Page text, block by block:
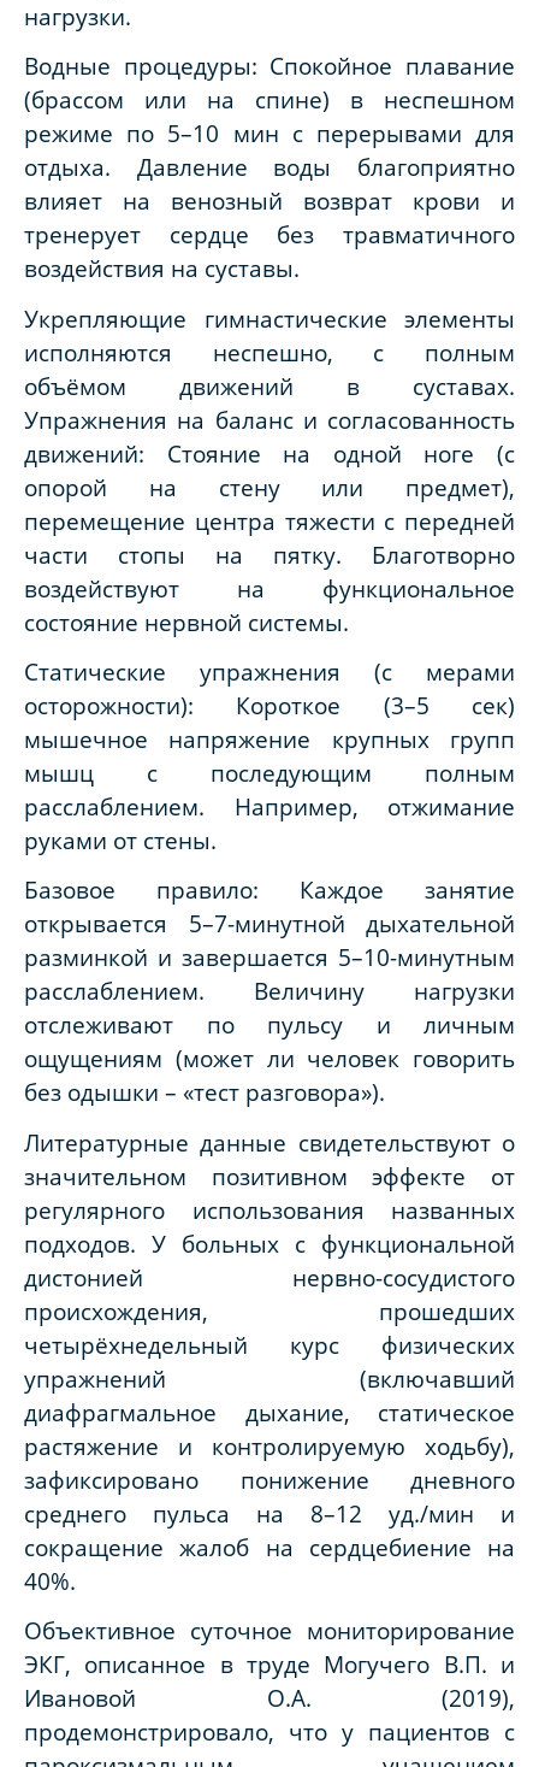
нагрузки.
Водные процедуры: Спокойное плавание
(брассом или на спине) в неспешном
режиме по 5–10 мин с перерывами для
отдыха. Давление воды благоприятно
влияет на венозный возврат крови и
тренерует сердце без травматичного
воздействия на суставы.
Укрепляющие гимнастические элементы
исполняются неспешно, с полным
объёмом движений в суставах.
Упражнения на баланс и согласованность
движений: Стояние на одной ноге (с
опорой на стену или предмет),
перемещение центра тяжести с передней
части стопы на пятку. Благотворно
воздействуют на функциональное
состояние нервной системы.
Статические упражнения (с мерами
осторожности): Короткое (3–5 сек)
мышечное напряжение крупных групп
мышц с последующим полным
расслаблением. Например, отжимание
руками от стены.
Базовое правило: Каждое занятие
открывается 5–7-минутной дыхательной
разминкой и завершается 5–10-минутным
расслаблением. Величину нагрузки
отслеживают по пульсу и личным
ощущениям (может ли человек говорить
без одышки – «тест разговора»).
Литературные данные свидетельствуют о
значительном позитивном эффекте от
регулярного использования названных
подходов. У больных с функциональной
дистонией нервно-сосудистого
происхождения, прошедших
четырёхнедельный курс физических
упражнений (включавший
диафрагмальное дыхание, статическое
растяжение и контролируемую ходьбу),
зафиксировано понижение дневного
среднего пульса на 8–12 уд./мин и
сокращение жалоб на сердцебиение на
40%.
Объективное суточное мониторирование
ЭКГ, описанное в труде Могучего В.П. и
Ивановой О.А. (2019),
продемонстрировало, что у пациентов с